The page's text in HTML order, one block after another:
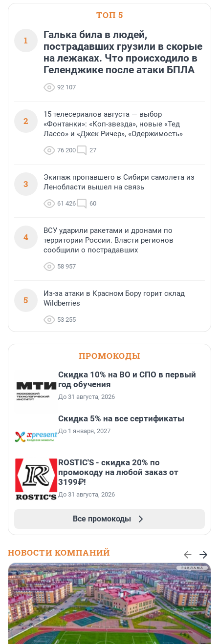
ТОП 5
1
Галька била в людей,
пострадавших грузили в скорые
на лежаках. Что происходило в
Геленджике после атаки БПЛА
92 107
2
15 телесериалов августа — выбор
«Фонтанки»: «Коп-звезда», новые «Тед
Лассо» и «Джек Ричер», «Одержимость»
76 200 27
3
Экипаж пропавшего в Сибири самолета из
Ленобласти вышел на связь
61 426 60
4
ВСУ ударили ракетами и дронами по
территории России. Власти регионов
сообщили о пострадавших
58 957
5
Из-за атаки в Красном Бору горит склад
Wildberries
53 255
ПРОМОКОДЫ
Скидка 10% на ВО и СПО в первый
год обучения
До 31 августа, 2026
Скидка 5% на все сертификаты
До 1 января, 2027
ROSTIC'S - скидка 20% по
промокоду на любой заказ от
3199₽!
До 31 августа, 2026
Все промокоды
НОВОСТИ КОМПАНИЙ